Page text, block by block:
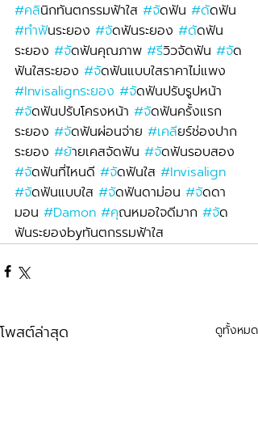
#คลินิกทันตกรรมฟ้าใส #จัดฟัน #ดัดฟัน
#ทำฟันระยอง #จัดฟันระยอง #ดัดฟัน
ระยอง #จัดฟันคุณภาพ #รีวิวจัดฟัน #จัด
ฟันใสระยอง #จัดฟันแบบใสราคาไม่แพง
#Invisalignระยอง #จัดฟันปรับรูปหน้า
#จัดฟันปรับโครงหน้า #จัดฟันครั้งแรก
ระยอง #จัดฟันผ่อนจ่าย #เคลียร์ช่องปาก
ระยอง #ย้ายเคสจัดฟัน #จัดฟันรอบสอง
#จัดฟันที่ไหนดี #จัดฟันใส #Invisalign
#จัดฟันแบบใส #จัดฟันดาม่อน #จัดดา
มอน #Damon #คุณหมอใจดีมาก #จัด
ฟันระยองbyทันตกรรมฟ้าใส
โพสต์ล่าสุด ดูทั้งหมด